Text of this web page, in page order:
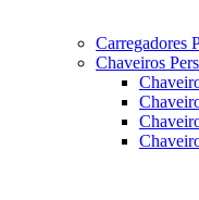
Carregadores
Chaveiros